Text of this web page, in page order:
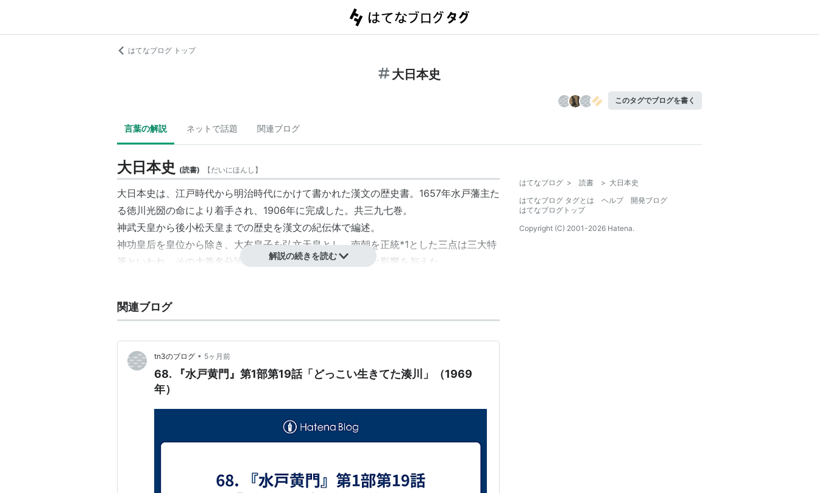
はてなブログ トップ
大日本史
このタグでブログを書く
言葉の解説 ネットで話題 関連ブログ
大日本史 (読書) 【だいにほんし 】
大日本史は、江戸時代から明治時代にかけて書かれた漢文の歴史書。1657年水戸藩主た
る徳川光圀の命により着手され、1906年に完成した。共三九七巻。
神武天皇から後小松天皇までの歴史を漢文の紀伝体で編述。
神功皇后を皇位から除き、大友皇子を弘文天皇とし、南朝を正統*1 とした三点は三大特
筆といわれ、その大義名分論史観は幕末の尊王思想に大きな影響を与えた。
本紀：
綏靖天皇
安寧天皇
懿徳天皇
開化天皇
解説の続きを読む
関連ブログ
tn3のブログ • 5ヶ月前
68. 『水戸黄門』第1部第19話「どっこい生きてた湊川」（1969
年）
はてなブログ > 読書 > 大日本史
はてなブログ タグとは
ヘルプ
開発ブログ
はてなブログトップ
Copyright (C) 2001-2026 Hatena.